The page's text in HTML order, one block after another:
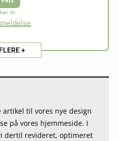
+
til vores nye design
på vores hjemmeside. I
dertil revideret, optimeret